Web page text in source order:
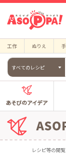
工作 ぬりえ
すべてのレシピ
あそびのアイデア
レシピ等の閲